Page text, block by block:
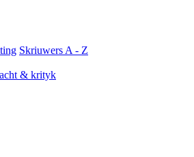
Skriuwers A - Z
& krityk